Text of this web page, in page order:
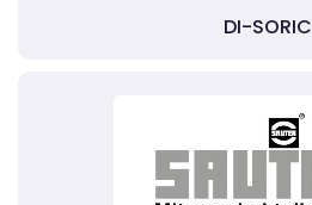
DI-SORIC